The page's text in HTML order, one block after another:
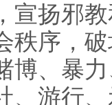
宣扬邪
秩序，
博、暴
、游行